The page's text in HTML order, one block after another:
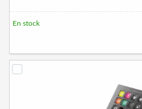
En stock